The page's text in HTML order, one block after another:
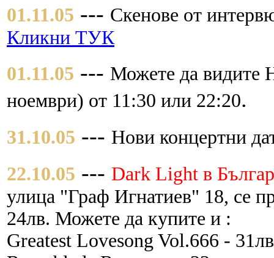
01.11.05 --- Скенове от
Кликни ТУК
01.11.05 --- Можете да видите
ноември) от 11:30 или 22:20.
31.10.05 --- Нови концертни
22.10.05 --- Dark Light в
улица "Граф Игнатиев" 18, се
24лв. Можете да купите и :
Greatest Lovesong Vol.666 - 31лв